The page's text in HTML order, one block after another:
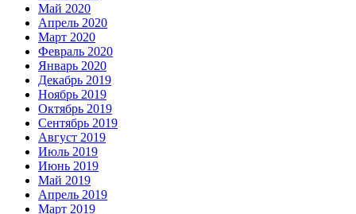
Май 2020
Апрель 2020
Март 2020
Февраль 2020
Январь 2020
Декабрь 2019
Ноябрь 2019
Октябрь 2019
Сентябрь 2019
Август 2019
Июль 2019
Июнь 2019
Май 2019
Апрель 2019
Март 2019